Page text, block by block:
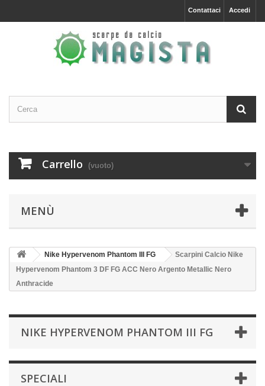
Accedi
Contattaci
Carrello (vuoto)
MENÙ
Nike Hypervenom Phantom III FG
Scarpini Calcio Nike
Hypervenom Phantom 3 DF FG ACC Nero Argento Metallic Nero
Anthracide
NIKE HYPERVENOM PHANTOM III FG
SPECIALI